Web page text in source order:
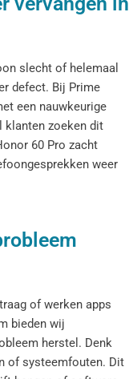
slecht of helemaal
defect. Bij Prime
een nauwkeurige
klanten zoeken dit
60 Pro zacht
weer
of werken apps
bieden wij
herstel. Denk
of systeemfouten. Dit